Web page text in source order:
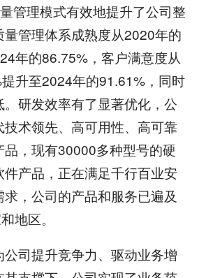
管理模式有效地提升了公司整
管理体系成熟度从2020年的
年的86.75%，客户满意度从
升至2024年的91.61%，同时
研发效率有了显著优化，公
术领先、高可用性、高可靠
，现有30000多种型号的硬
产品，正在满足千行百业安
，公司的产品和服务已遍及
地区。
司提升竞争力、驱动业务增